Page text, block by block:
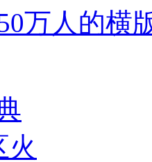
万人的横